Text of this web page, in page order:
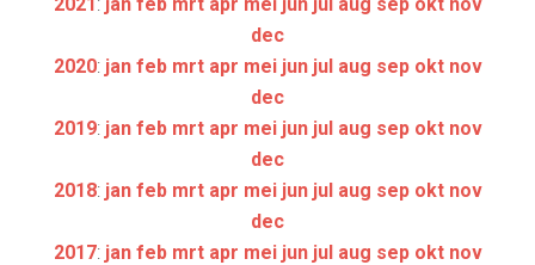
dec
2020: jan feb mrt apr mei jun jul aug sep okt nov
dec
2019: jan feb mrt apr mei jun jul aug sep okt nov
dec
2018: jan feb mrt apr mei jun jul aug sep okt nov
dec
2017: jan feb mrt apr mei jun jul aug sep okt nov